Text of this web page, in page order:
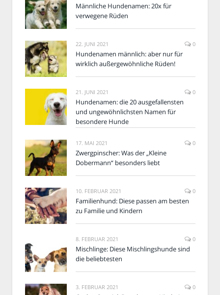
Männliche Hundenamen: 20x für
verwegene Rüden
22. JUNI 2021 0
Hundenamen männlich: aber nur für
wirklich außergewöhnliche Rüden!
21. JUNI 2021 0
Hundenamen: die 20 ausgefallensten
und ungewöhnlichsten Namen für
besondere Hunde
17. MAI 2021 0
Zwergpinscher: Was der „Kleine
Dobermann“ besonders liebt
10. FEBRUAR 2021 0
Familienhund: Diese passen am besten
zu Familie und Kindern
8. FEBRUAR 2021 0
Mischlinge: Diese Mischlingshunde sind
die beliebtesten
3. FEBRUAR 2021 0